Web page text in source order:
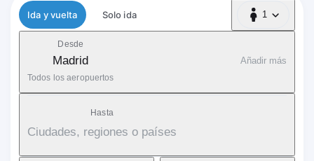
Tipo de vuelo
Ida y vuelta Solo ida 1
1 Pasajero
Desde
Madrid
Todos los aeropuertos
Añadir más
Hasta
Ciudades, regiones o países